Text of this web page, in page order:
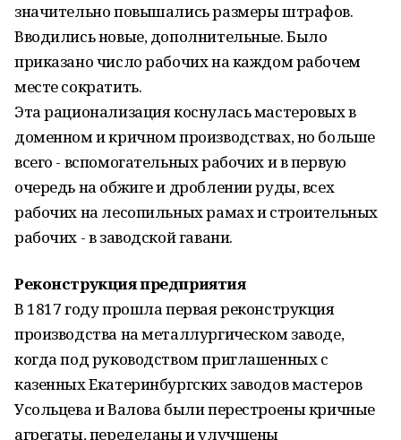
значительно повышались размеры штрафов.
Вводились новые, дополнительные. Было
приказано число рабочих на каждом рабочем
месте сократить.
Эта рационализация коснулась мастеровых в
доменном и кричном производствах, но больше
всего - вспомогательных рабочих и в первую
очередь на обжиге и дроблении руды, всех
рабочих на лесопильных рамах и строительных
рабочих - в заводской гавани.
Реконструкция предприятия
В 1817 году прошла первая реконструкция
производства на металлургическом заводе,
когда под руководством приглашенных с
казенных Екатеринбургских заводов мастеров
Усольцева и Валова были перестроены кричные
агрегаты, переделаны и улучшены